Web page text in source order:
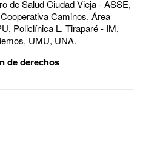
de Salud Ciudad Vieja - ASSE,
Caminos, Área
Policlínica L. Tiraparé - IM,
UMU, UNA.
de derechos